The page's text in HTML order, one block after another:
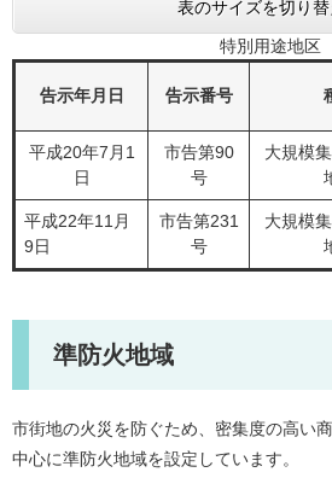
表のサイズを切り替
特別用途地区
告示年月日 告示番号
平成20年7月1
日
市告第90
号
大規模
平成22年11月
9日
市告第231
号
大規模
準防火地域
市街地の火災を防ぐため、密集度の高い
中心に準防火地域を設定しています。